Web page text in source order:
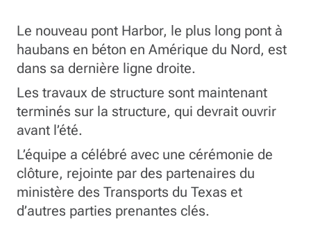
Le nouveau pont Harbor, le plus long pont à
haubans en béton en Amérique du Nord, est
dans sa dernière ligne droite.
Les travaux de structure sont maintenant
terminés sur la structure, qui devrait ouvrir
avant l’été.
L’équipe a célébré avec une cérémonie de
clôture, rejointe par des partenaires du
ministère des Transports du Texas et
d’autres parties prenantes clés.